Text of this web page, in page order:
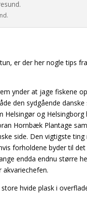
er der her nogle tips fra
ynder at jage fiskene
den sydgående danske
Helsingør og Helsingborg
Hornbæk Plantage
side. Den vigtigste
forholdene byder til
endda endnu større
hvide plask i